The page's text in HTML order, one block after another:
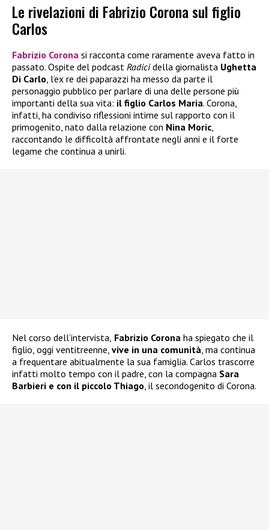
Le rivelazioni di Fabrizio Corona sul figlio
Carlos
Fabrizio Corona si racconta come raramente aveva fatto in
passato. Ospite del podcast Radicidella giornalista Ughetta
Di Carlo, l’ex re dei paparazzi ha messo da parte il
personaggio pubblico per parlare di una delle persone più
importanti della sua vita: il figlio Carlos Maria. Corona,
infatti, ha condiviso riflessioni intime sul rapporto con il
primogenito, nato dalla relazione con Nina Moric,
raccontando le difficoltà affrontate negli anni e il forte
legame che continua a unirli.
Nel corso dell’intervista, Fabrizio Corona ha spiegato che il
figlio, oggi ventitreenne, vive in una comunità, ma continua
a frequentare abitualmente la sua famiglia. Carlos trascorre
infatti molto tempo con il padre, con la compagna Sara
Barbieri e con il piccolo Thiago, il secondogenito di Corona.